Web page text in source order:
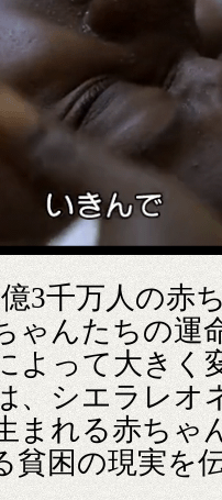
3千万人の赤
ゃんたちの運
よって大きく
、シエラレオ
まれる赤ちゃ
貧困の現実を